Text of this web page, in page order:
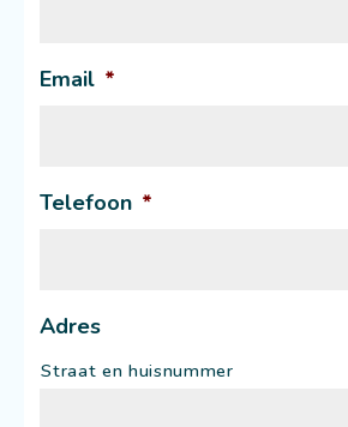
Email *
Telefoon *
Adres
Straat en huisnummer